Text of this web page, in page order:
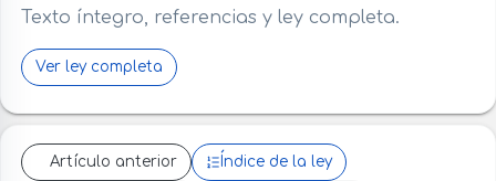
Texto íntegro, referencias y ley completa.
Ver ley completa
Artículo anterior Índice de la ley